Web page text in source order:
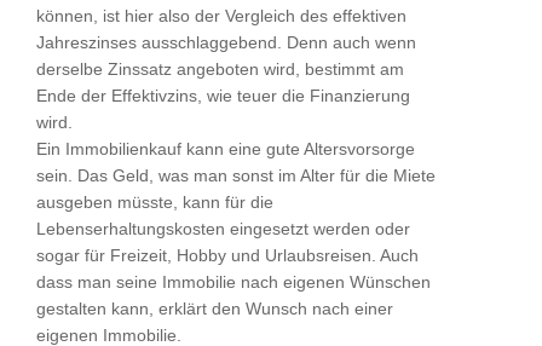
können, ist hier also der Vergleich des effektiven
Jahreszinses ausschlaggebend. Denn auch wenn
derselbe Zinssatz angeboten wird, bestimmt am
Ende der Effektivzins, wie teuer die Finanzierung
wird.
Ein Immobilienkauf kann eine gute Altersvorsorge
sein. Das Geld, was man sonst im Alter für die Miete
ausgeben müsste, kann für die
Lebenserhaltungskosten eingesetzt werden oder
sogar für Freizeit, Hobby und Urlaubsreisen. Auch
dass man seine Immobilie nach eigenen Wünschen
gestalten kann, erklärt den Wunsch nach einer
eigenen Immobilie.